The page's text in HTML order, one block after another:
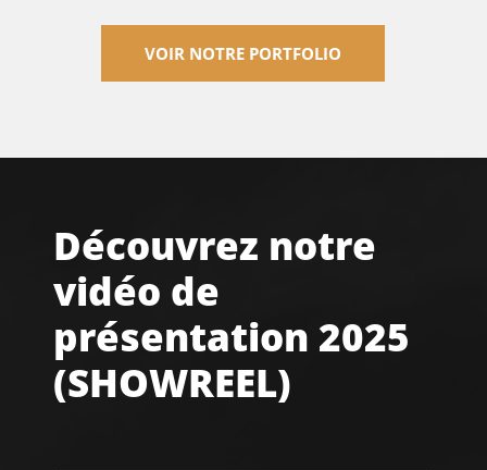
VOIR NOTRE PORTFOLIO
Découvrez notre
vidéo de
présentation 2025
(SHOWREEL)